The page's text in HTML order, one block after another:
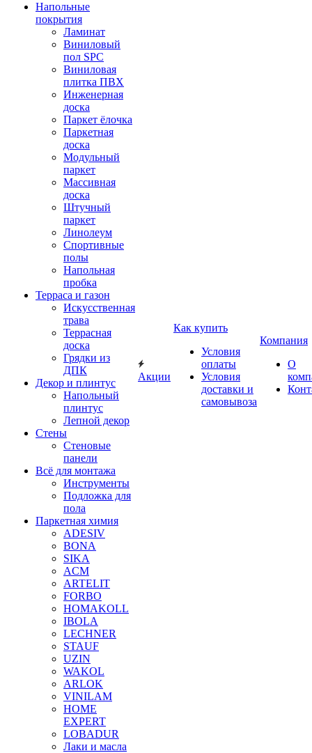
Напольные
покрытия
Ламинат
Виниловый
пол SPC
Виниловая
плитка ПВХ
Инженерная
доска
Паркет ёлочка
Паркетная
доска
Модульный
паркет
Массивная
доска
Штучный
паркет
Линолеум
Спортивные
полы
Напольная
пробка
Терраса и газон
Искусственная
трава
Террасная
доска
Грядки из
ДПК
Декор и плинтус
Напольный
плинтус
Лепной декор
Стены
Стеновые
панели
Всё для монтажа
Инструменты
Подложка для
пола
Паркетная химия
ADESIV
BONA
SIKA
ACM
ARTELIT
FORBO
HOMAKOLL
IBOLA
LECHNER
STAUF
UZIN
WAKOL
ARLOK
VINILAM
HOME
EXPERT
LOBADUR
Лаки и масла
Акции
Как купить
Условия
оплаты
Условия
доставки и
самовывоза
Компания
О